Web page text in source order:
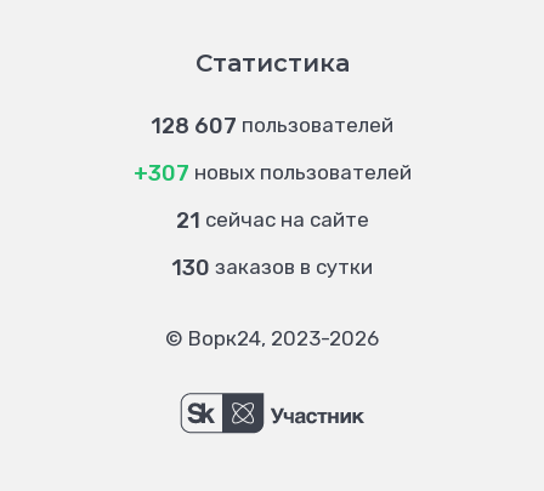
Статистика
128 607 пользователей
+307 новых пользователей
21 сейчас на сайте
130 заказов в сутки
© Ворк24, 2023-2026